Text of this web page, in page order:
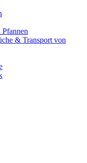
& Transport von